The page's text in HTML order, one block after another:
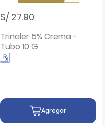
S/ 27.90
Trinaler 5% Crema -
Tubo 10 G
Agregar